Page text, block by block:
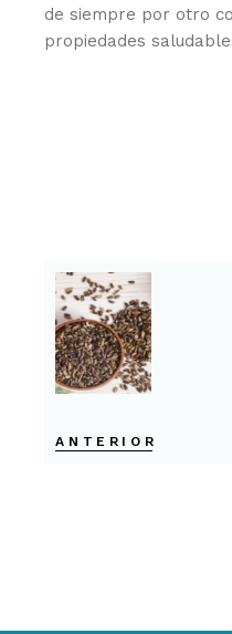
de siempre por otro
propiedades
ANTERIOR